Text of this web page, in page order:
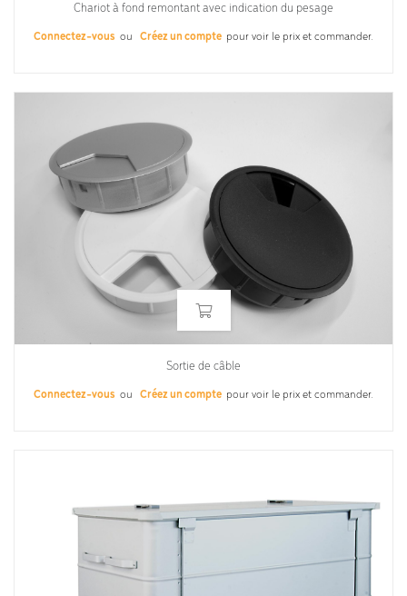
Chariot à fond remontant avec indication du pesage
Connectez-vous ou Créez un compte pour voir le prix et commander.
Sortie de câble
Connectez-vous ou Créez un compte pour voir le prix et commander.